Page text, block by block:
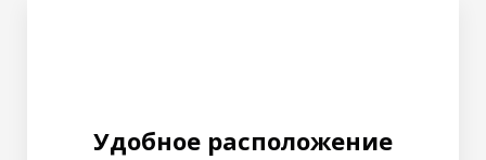
Удобное расположение